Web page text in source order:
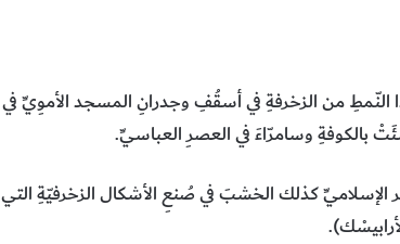
من الزخرفةِ في أسقُفِ وجدرانِ المسجد الأموِيِّ في
بالكوفةِ وسامرّاءَ في العصرِ العباسيِّ.
الإسلاميِّ كذلك الخشبَ في صُنعِ الأشكال الزخرفيّةِ التي